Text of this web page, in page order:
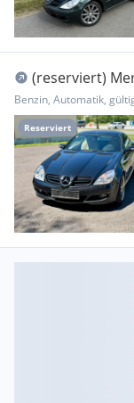
Reserviert
(reserviert)
Kompressor 163
Benzin, Automatik,